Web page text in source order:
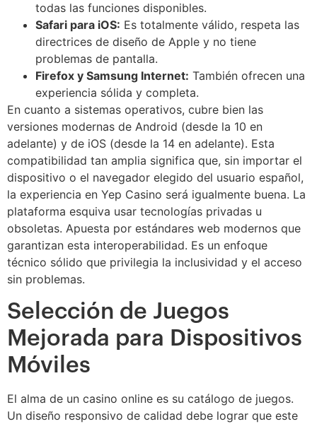
todas las funciones disponibles.
Safari para iOS: Es totalmente válido, respeta las
directrices de diseño de Apple y no tiene
problemas de pantalla.
Firefox y Samsung Internet: También ofrecen una
experiencia sólida y completa.
En cuanto a sistemas operativos, cubre bien las
versiones modernas de Android (desde la 10 en
adelante) y de iOS (desde la 14 en adelante). Esta
compatibilidad tan amplia significa que, sin importar el
dispositivo o el navegador elegido del usuario español,
la experiencia en Yep Casino será igualmente buena. La
plataforma esquiva usar tecnologías privadas u
obsoletas. Apuesta por estándares web modernos que
garantizan esta interoperabilidad. Es un enfoque
técnico sólido que privilegia la inclusividad y el acceso
sin problemas.
Selección de Juegos
Mejorada para Dispositivos
Móviles
El alma de un casino online es su catálogo de juegos.
Un diseño responsivo de calidad debe lograr que este